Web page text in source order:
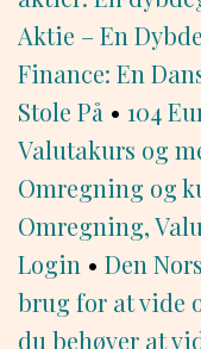
Aktie – En
Finance: En
Stole På • 104
Valutakurs og
Omregning og
Omregning,
Login • Den
brug for at vide
du behøver at